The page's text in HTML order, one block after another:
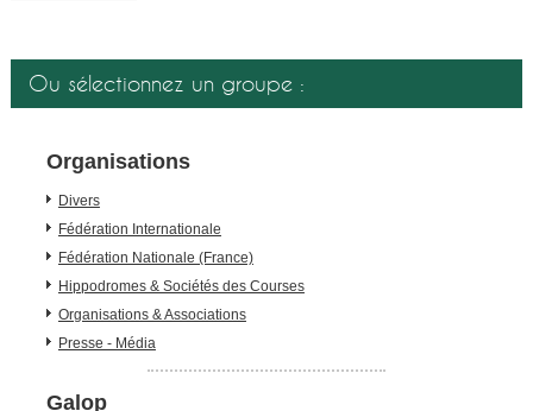
Ou sélectionnez un groupe :
Organisations
Divers
Fédération Internationale
Fédération Nationale (France)
Hippodromes & Sociétés des Courses
Organisations & Associations
Presse - Média
Galop